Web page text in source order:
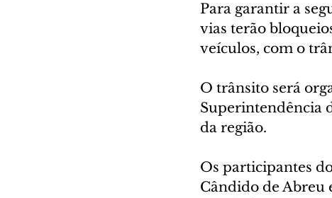
Para garantir a
vias terão
veículos, com o
O trânsito será
Superintendência
da região.
Os participantes
Cândido de Abreu